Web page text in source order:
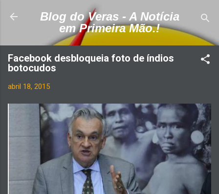
Pular para o conteúdo principal
Blog do Veras - A Notícia
em Primeira Mão.!
Facebook desbloqueia foto de índios
botocudos
abril 18, 2015